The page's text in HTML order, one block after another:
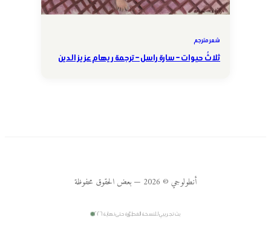
شعر مترجم
ثلاثُ حيوات – سارة راسل – ترجمة ريهام عزيز الدين
أنطولوجي © 2026 — بعض الحقوق محفوظة
بث تجريبي للنسخة المطوّرة حتى نهاية ٢٠٢٦